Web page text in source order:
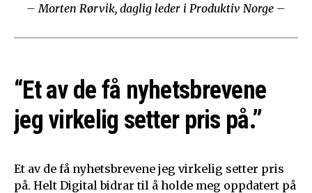
– Morten Rørvik, daglig leder i Produktiv Norge –
“Et av de få nyhetsbrevene
jeg virkelig setter pris på.”
Et av de få nyhetsbrevene jeg virkelig setter pris
på. Helt Digital bidrar til å holde meg oppdatert på